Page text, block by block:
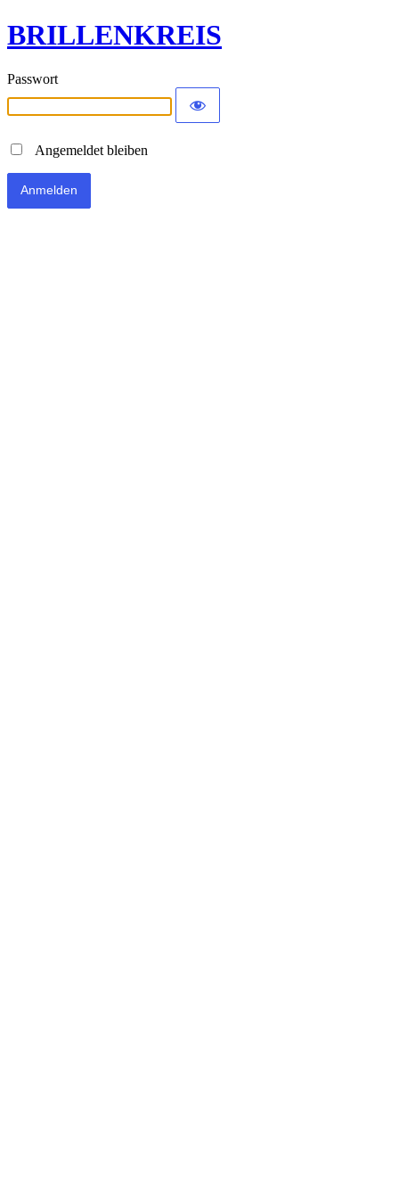
BRILLENKREIS
Passwort
Angemeldet bleiben